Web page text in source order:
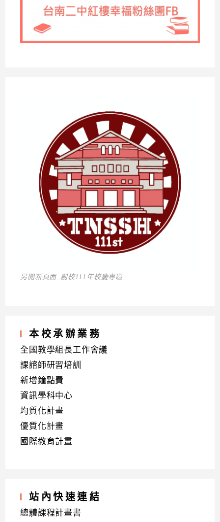
另開新頁面_創校111年校慶專區
本校承辦業務
全國教學組長工作會議
課諮師研習培訓
新增鐘點費
資訊學科中心
均質化計畫
優質化計畫
國際教育計畫
站內快速連結
總體課程計畫書